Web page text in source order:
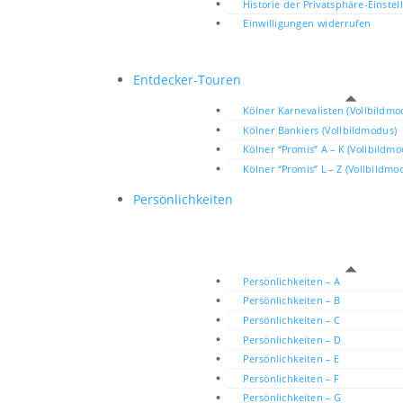
Historie der Privatsphäre-
Einwilligungen widerrufen
Entdecker-Touren
Kölner Karnevalisten
Kölner Bankiers (Vollbildmodus)
Kölner “Promis” A – K
Kölner “Promis” L – Z
Persönlichkeiten
Persönlichkeiten – A
Persönlichkeiten – B
Persönlichkeiten – C
Persönlichkeiten – D
Persönlichkeiten – E
Persönlichkeiten – F
Persönlichkeiten – G